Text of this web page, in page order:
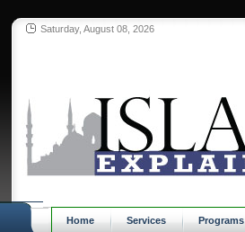
Saturday, August 08, 2026
Home Services Programs